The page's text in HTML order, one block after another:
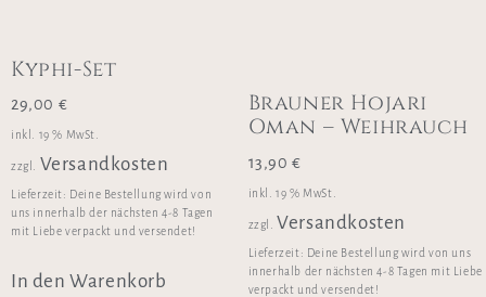
Kyphi-Set
29,00 €
inkl. 19 % MwSt.
zzgl. Versandkosten
Lieferzeit: Deine Bestellung wird von
uns innerhalb der nächsten 4-8 Tagen
mit Liebe verpackt und versendet!
In den Warenkorb
Brauner Hojari
Oman – Weihrauch
13,90€
inkl. 19 % MwSt.
zzgl. Versandkosten
Lieferzeit: Deine Bestellung wird von uns
innerhalb der nächsten 4-8 Tagen mit Liebe
verpackt und versendet!